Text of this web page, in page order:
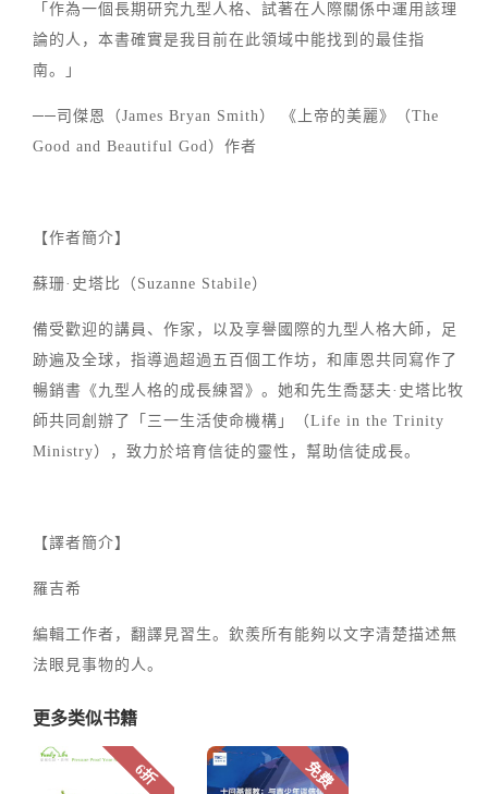
「作為一個長期研究九型人格、試著在人際關係中運用該理
論的人，本書確實是我目前在此領域中能找到的最佳指
南。」
──司傑恩（James Bryan Smith） 《上帝的美麗》（The
Good and Beautiful God）作者
【作者簡介】
蘇珊·史塔比（Suzanne Stabile）
備受歡迎的講員、作家，以及享譽國際的九型人格大師，足
跡遍及全球，指導過超過五百個工作坊，和庫恩共同寫作了
暢銷書《九型人格的成長練習》。她和先生喬瑟夫·史塔比牧
師共同創辦了「三一生活使命機構」（Life in the Trinity
Ministry），致力於培育信徒的靈性，幫助信徒成長。
【譯者簡介】
羅吉希
編輯工作者，翻譯見習生。欽羨所有能夠以文字清楚描述無
法眼見事物的人。
更多类似书籍